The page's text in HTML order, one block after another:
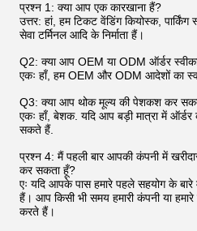
प्रश्न 1: क्या आप एक कारखाना हैं?
उत्तर: हां, हम टिकट वेंडिंग कियोस्क,
सेवा टर्मिनल आदि के निर्माता हैं।
Q2: क्या आप OEM या ODM ऑर्डर
एकः हाँ, हम OEM और ODM आदेशों का
Q3: क्या आप थोक मूल्य की पेशकश कर
एकः हाँ, बेशक. यदि आप बड़ी मात्रा में
सकते हैं.
प्रश्न 4: मैं पहली बार आपकी कंपनी में
कर सकता हूँ?
एः यदि आपके पास हमारे पहले सहयोग के
हैं। आप किसी भी समय हमारी कंपनी या
करते हैं।